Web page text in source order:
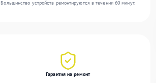
Большинство устройств ремонтируются в течении 60 минут.
Гарантия на ремонт